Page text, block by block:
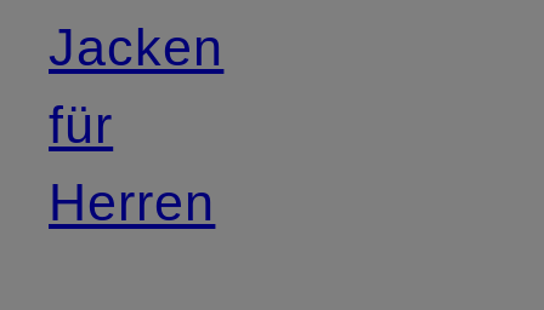
Jacken
für
Herren